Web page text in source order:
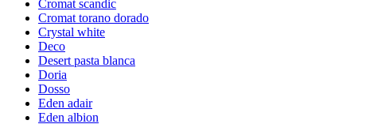
Cromat scandic
Cromat torano dorado
Crystal white
Deco
Desert pasta blanca
Doria
Dosso
Eden adair
Eden albion